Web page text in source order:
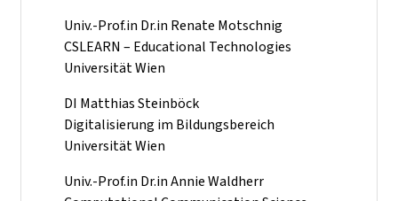
Univ.-Prof.in Dr.in Renate Motschnig
CSLEARN – Educational Technologies
Universität Wien
DI Matthias Steinböck
Digitalisierung im Bildungsbereich
Universität Wien
Univ.-Prof.in Dr.in Annie Waldherr